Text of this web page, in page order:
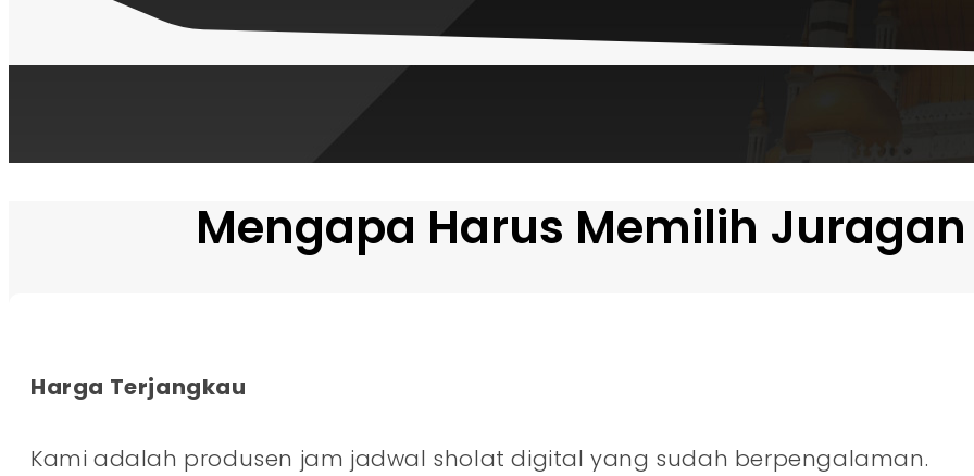
Mengapa Harus Memilih
Harga Terjangkau
Kami adalah produsen jam jadwal sholat digital yang sudah berpengalaman.